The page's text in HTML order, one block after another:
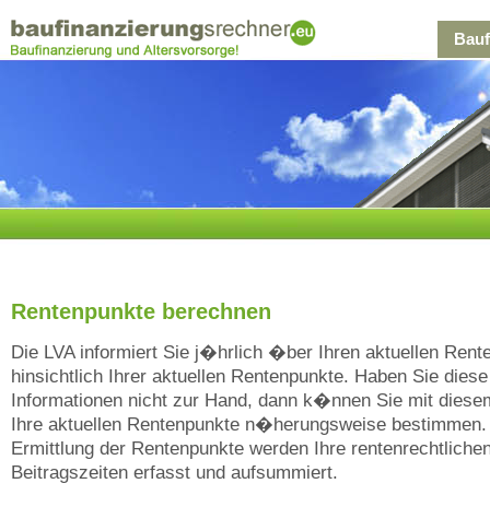
Rentenpunkte berechnen
Die LVA informiert Sie j�hrlich �ber Ihren aktuellen
hinsichtlich Ihrer aktuellen Rentenpunkte. Haben Sie diese
Informationen nicht zur Hand, dann k�nnen Sie mit
Ihre aktuellen Rentenpunkte n�herungsweise
Ermittlung der Rentenpunkte werden Ihre
Beitragszeiten erfasst und aufsummiert.